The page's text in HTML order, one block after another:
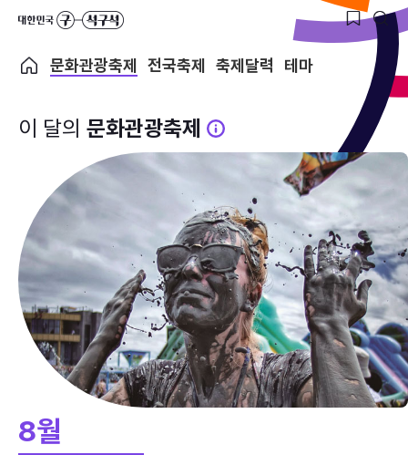
문화관광축제 전국축제 축제달력 테마
이 달의 문화관광축제
8월